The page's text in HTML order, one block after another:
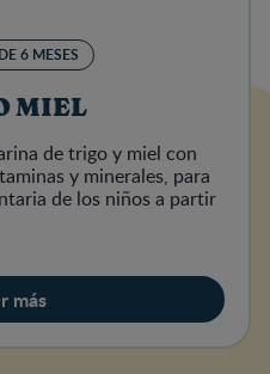
6 MESES
MIEL
de trigo y miel con
y minerales, para
de los niños a partir
más